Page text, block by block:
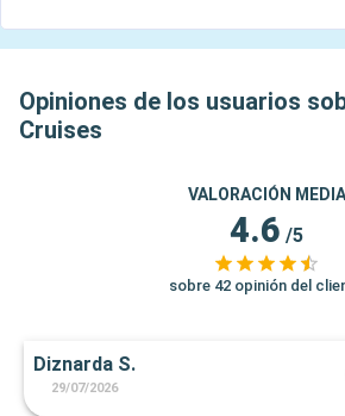
Opiniones de los usuarios
Cruises
VALORACIÓN MEDIA
4.6 /5
sobre 42 opinión del
Diznarda S.
29/07/2026